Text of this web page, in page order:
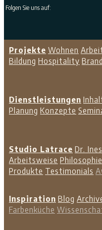
Folgen Sie uns auf:
Projekte Wohnen
Bildung Hospitality
Dienstleistungen
Planung Konzepte
Studio Latrace Dr.
Arbeitsweise Philosophie
Produkte Testimonials
Inspiration Blog
Farbenküche